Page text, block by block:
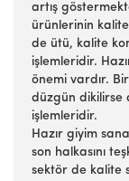
artış
ürünlerinin
de ütü, kalite
işlemleridir.
önemi vardır.
düzgün dikilirse
işlemleridir.
Hazır giyim
son halkasını
sektör de kalite